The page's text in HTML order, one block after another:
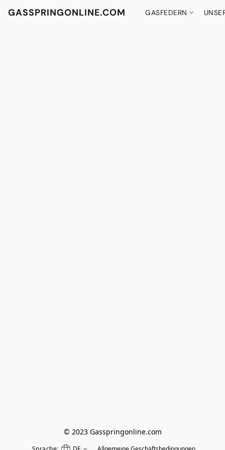
GASSPRINGONLINE.COM GASFEDERN
© 2023 Gasspringonline.com